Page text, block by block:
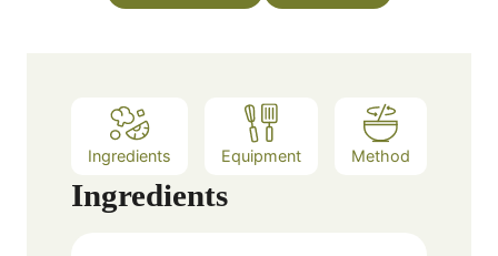
Ingredients Equipment Method
Ingredients